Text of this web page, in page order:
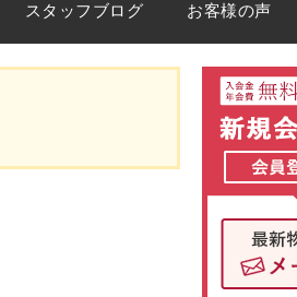
スタッフブログ お客様の声